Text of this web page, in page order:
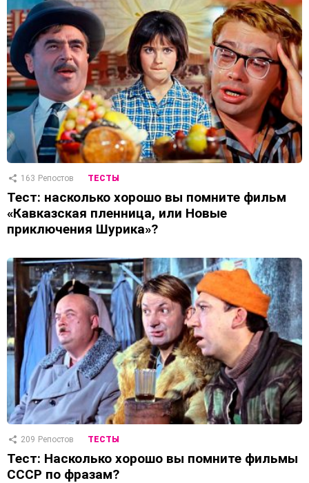
163 Репостов ТЕСТЫ
Тест: насколько хорошо вы помните фильм
«Кавказская пленница, или Новые
приключения Шурика»?
209 Репостов ТЕСТЫ
Тест: Насколько хорошо вы помните фильмы
СССР по фразам?